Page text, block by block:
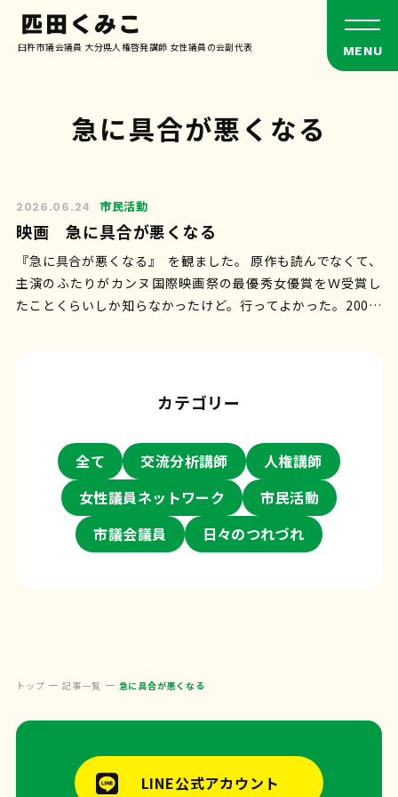
臼杵市議会議員 大分県人権啓発講師 女性議員の会副代表
急に具合が悪くなる
2026.06.24 市民活動
映画 急に具合が悪くなる
『急に具合が悪くなる』 を観ました。 原作も読んでなくて、
主演のふたりがカンヌ国際映画祭の最優秀女優賞をＷ受賞し
たことくらいしか知らなかったけど。行ってよかった。200分
カテゴリー
全て 交流分析講師
人権講師
女性議員ネットワーク
市民活動
市議会議員
日々のつれづれ
トップ 記事一覧 急に具合が悪くなる
LINE公式アカウント